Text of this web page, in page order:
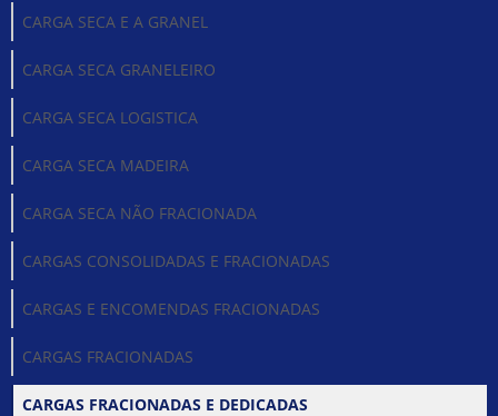
CARGA SECA E A GRANEL
CARGA SECA GRANELEIRO
CARGA SECA LOGISTICA
CARGA SECA MADEIRA
CARGA SECA NÃO FRACIONADA
CARGAS CONSOLIDADAS E FRACIONADAS
CARGAS E ENCOMENDAS FRACIONADAS
CARGAS FRACIONADAS
CARGAS FRACIONADAS E DEDICADAS